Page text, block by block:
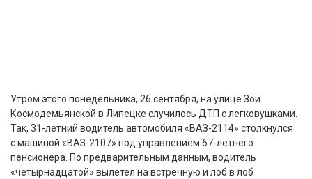
Утром этого понедельника, 26 сентября, на улице Зои
Космодемьянской в Липецке случилось ДТП с легковушками.
Так, 31-летний водитель автомобиля «ВАЗ-2114» столкнулся
с машиной «ВАЗ-2107» под управлением 67-летнего
пенсионера. По предварительным данным, водитель
«четырнадцатой» вылетел на встречную и лоб в лоб